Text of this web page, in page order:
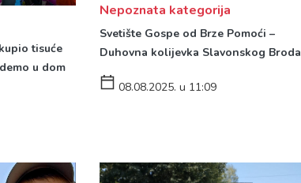
tisuće
u dom
Nepoznata kategorija
Svetište Gospe od Brze Pomoći –
Duhovna kolijevka Slavonskog Broda
08.08.2025. u 11:09